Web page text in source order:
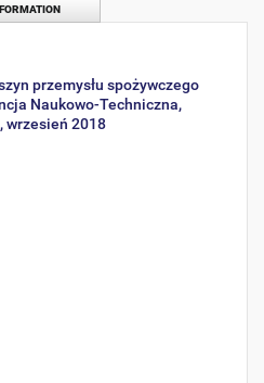
przemysłu spożywczego
Naukowo-Techniczna,
wrzesień 2018